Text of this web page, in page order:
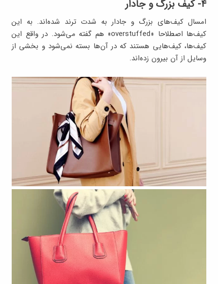
۴- کیف‌ بزرگ و جادار
امسال کیف‌های بزرگ و جادار به شدت ترند شده‌اند. به این
کیف‌ها اصطلاحا «overstuffed» هم گفته می‌شود. در واقع این
کیف‌ها، کیف‌هایی هستند که در آن‌ها بسته نمی‌شود و بخشی از
وسایل از آن بیرون زده‌اند.